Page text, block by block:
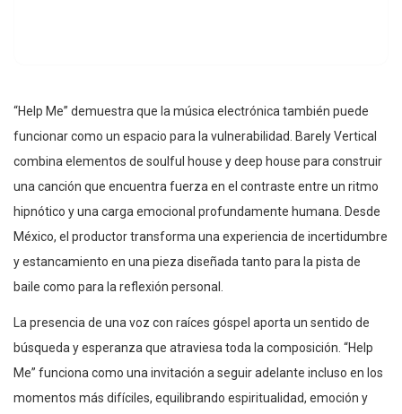
“Help Me” demuestra que la música electrónica también puede
funcionar como un espacio para la vulnerabilidad. Barely Vertical
combina elementos de soulful house y deep house para construir
una canción que encuentra fuerza en el contraste entre un ritmo
hipnótico y una carga emocional profundamente humana. Desde
México, el productor transforma una experiencia de incertidumbre
y estancamiento en una pieza diseñada tanto para la pista de
baile como para la reflexión personal.
La presencia de una voz con raíces góspel aporta un sentido de
búsqueda y esperanza que atraviesa toda la composición. “Help
Me” funciona como una invitación a seguir adelante incluso en los
momentos más difíciles, equilibrando espiritualidad, emoción y